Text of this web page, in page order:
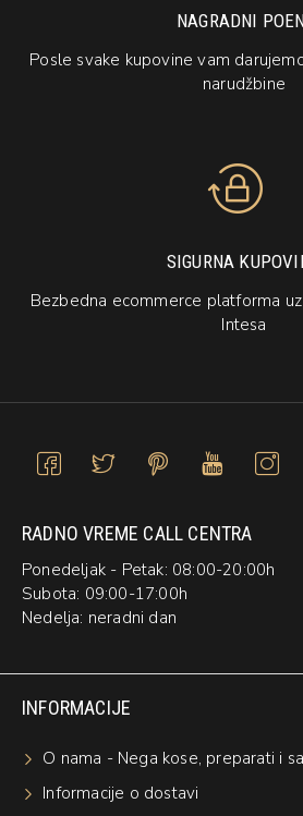
NAGRADNI
Posle svake kupovine vam
narudžbine
SIGURNA
Bezbedna ecommerce platforma
Intesa
RADNO VREME CALL CENTRA
Ponedeljak - Petak: 08:00-20:00h
Subota: 09:00-17:00h
Nedelja: neradni dan
INFORMACIJE
O nama - Nega kose, preparati i
Informacije o dostavi